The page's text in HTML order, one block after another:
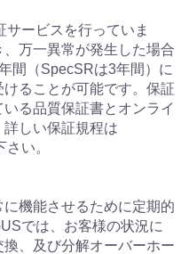
サービスを行っていま
万一異常が発生した場合
間（SpecSRは3年間）に
ることが可能です。保証
る品質保証書とオンライ
しい保証規程は
い。
機能させるために定期的
では、お客様の状況に
、及び分解オーバーホー